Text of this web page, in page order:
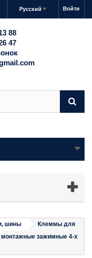
Войти
Русский
88
47
шины
Клеммы для
монтажные зажимные 4-х